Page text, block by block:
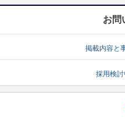
お問
掲載内容と
採用検